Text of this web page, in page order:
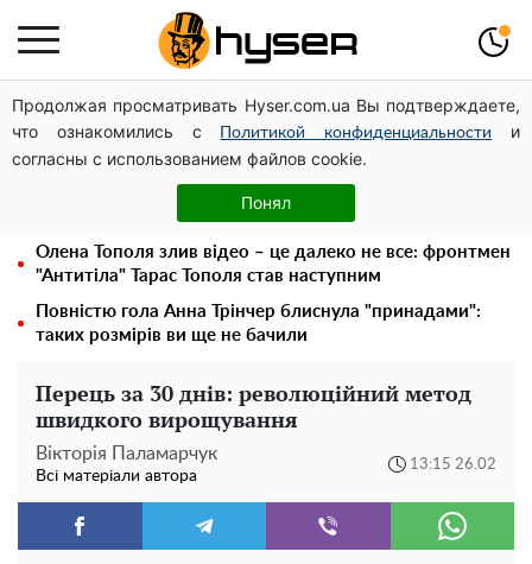
Продолжая просматривать Hyser.com.ua Вы подтверждаете,
что ознакомились с
Политикой конфиденциальности
и
согласны с использованием файлов cookie.
Понял
Українська авіатранспортна асоціація звернулася до
Мінфіну із закликом уніфікувати оподаткування
авіалізингу
Гола Олена Тополя у цікавих позах змусила відвисати
щелепи: злив відео – було лише початком
Олена Тополя злив відео – це далеко не все: фронтмен
"Антитіла" Тарас Тополя став наступним
Повністю гола Анна Трінчер блиснула "принадами":
таких розмірів ви ще не бачили
Перець за 30 днів: революційний метод
швидкого вирощування
Вікторія Паламарчук
Всі матеріали автора
13:15 26.02